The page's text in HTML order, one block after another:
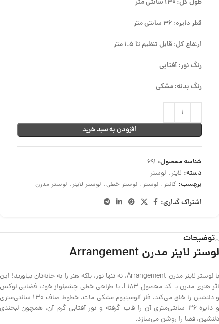
طول کل: 130 سانتی متر
قطر دایره: 36 سانتی متر
ارتفاع کل: قابل تنظیم تا 1.5 متر
رنگ نور: آفتابی
رنگ بدنه: مشکی
افزودن به سبد خرید
شناسه محصول: 691
دسته: لاینر, لوستر
برچسب: کانتر, لوستر, لوستر خطی, لوستر لاینر, لوستر مدرن
اشتراک گذاری:
توضیحات
لوستر لاینر مدرن Arrangement
با لوستر لاینر مدرن Arrangement، نه تنها نور، بلکه هنر را به خانه‌تان بیاورید! این
اثر هنری مدرن با کد محصول L183، با طراحی خطی چشم‌نواز خود، فضایی لوکس
و دلنشین را خلق می‌کند. فلز آلومینیوم مشکی مات، خطوط صاف 130 سانتی‌متری
و دایره 36 سانتی‌متری آن را قاب گرفته و نور آفتابی گرم آن، همچون لبخندی
دلنشین، فضا را روشن می‌سازد.